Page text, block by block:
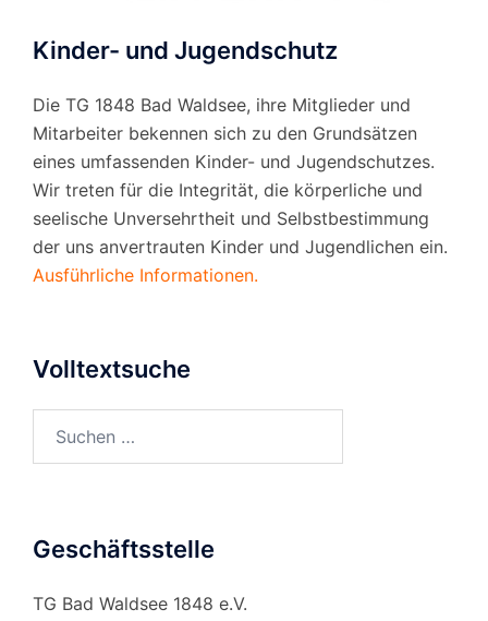
Kinder- und Jugendschutz
Die TG 1848 Bad Waldsee, ihre Mitglieder und
Mitarbeiter bekennen sich zu den Grundsätzen
eines umfassenden Kinder- und Jugendschutzes.
Wir treten für die Integrität, die körperliche und
seelische Unversehrtheit und Selbstbestimmung
der uns anvertrauten Kinder und Jugendlichen ein.
Ausführliche Informationen.
Volltextsuche
nach:
Geschäftsstelle
TG Bad Waldsee 1848 e.V.